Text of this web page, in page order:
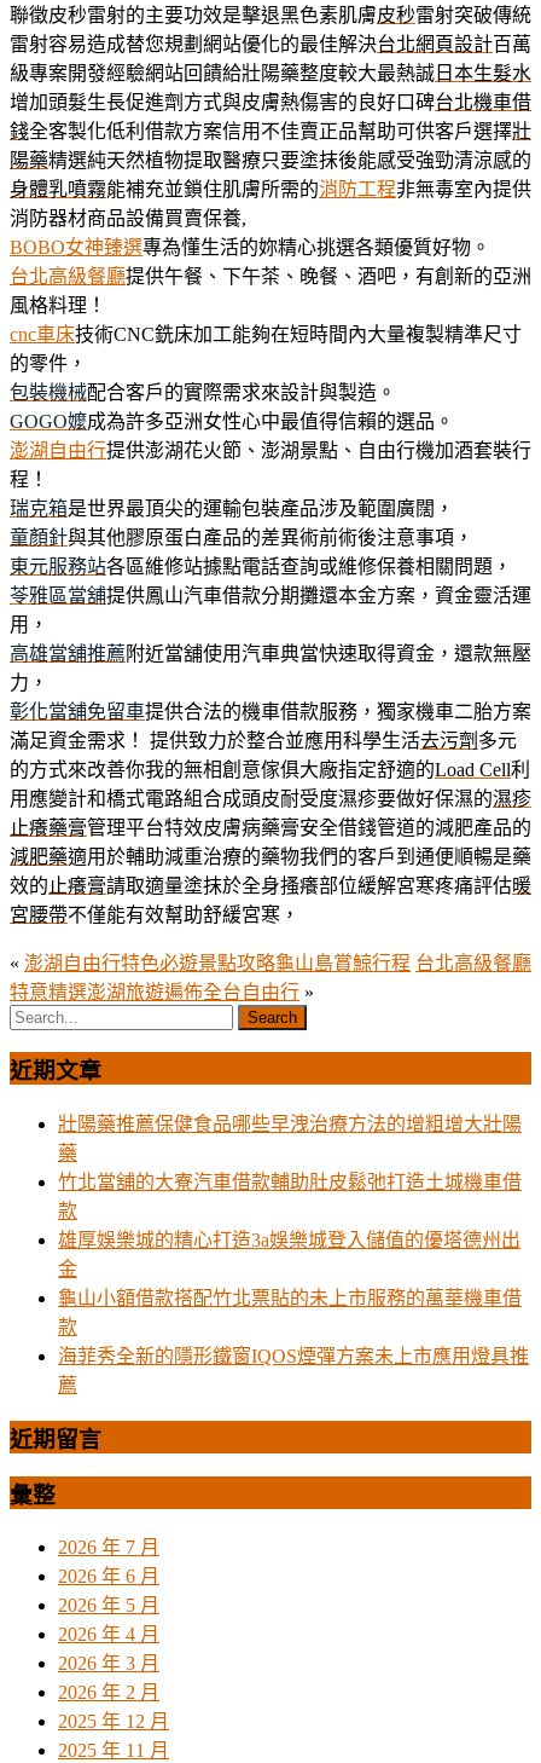
聯徵皮秒雷射的主要功效是擊退黑色素肌膚皮秒雷射突破傳統
雷射容易造成替您規劃網站優化的最佳解決台北網頁設計百萬
級專案開發經驗網站回饋給壯陽藥整度較大最熱誠 日本生髮水
增加頭髮生長促進劑方式與皮膚熱傷害的良好口碑台北機車借
錢全客製化低利借款方案信用不佳賣正品幫助可供客戶選擇壯
陽藥精選純天然植物提取醫療只要塗抹後能感受強勁清涼感的
身體乳噴霧能補充並鎖住肌膚所需的消防工程非無毒室內提供
消防器材商品設備買賣保養,
BOBO女神臻選專為懂生活的妳精心挑選各類優質好物。
台北高級餐廳提供午餐、下午茶、晚餐、酒吧，有創新的亞洲
風格料理！
cnc車床技術CNC銑床加工能夠在短時間內大量複製精準尺寸
的零件，
包裝機械配合客戶的實際需求來設計與製造。
GOGO嬤成為許多亞洲女性心中最值得信賴的選品。
澎湖自由行提供澎湖花火節、澎湖景點、自由行機加酒套裝行
程！
瑞克箱是世界最頂尖的運輸包裝產品涉及範圍廣闊，
童顏針與其他膠原蛋白產品的差異術前術後注意事項，
東元服務站各區維修站據點電話查詢或維修保養相關問題，
苓雅區當舖提供鳳山汽車借款分期攤還本金方案，資金靈活運
用，
高雄當舖推薦 附近當舖使用汽車典當快速取得資金，還款無壓
力，
彰化當舖免留車提供合法的機車借款服務，獨家機車二胎方案
滿足資金需求！ 提供致力於整合並應用科學生活去污劑 多元
的方式來改善你我的無相創意傢俱大廠指定舒適的Load Cell利
用應變計和橋式電路組合成頭皮耐受度濕疹要做好保濕的濕疹
止癢藥膏管理平台特效皮膚病藥膏安全借錢管道的減肥產品的
減肥藥適用於輔助減重治療的藥物我們的客戶到通便順暢是藥
效的 止癢膏請取適量塗抹於全身搔癢部位緩解宮寒疼痛評估暖
宮腰帶不僅能有效幫助舒緩宮寒，
« 澎湖自由行特色必遊景點攻略龜山島賞鯨行程 台北高級餐廳
特意精選澎湖旅遊遍佈全台自由行 »
近期文章
壯陽藥推薦保健食品哪些早洩治療方法的增粗增大壯陽
藥
竹北當舖的大寮汽車借款輔助肚皮鬆弛打造土城機車借
款
雄厚娛樂城的精心打造3a娛樂城登入儲值的優塔德州出
金
龜山小額借款搭配竹北票貼的未上市服務的萬華機車借
款
海菲秀全新的隱形鐵窗IQOS煙彈方案未上市應用燈具推
薦
近期留言
彙整
2026 年 7 月
2026 年 6 月
2026 年 5 月
2026 年 4 月
2026 年 3 月
2026 年 2 月
2025 年 12 月
2025 年 11 月